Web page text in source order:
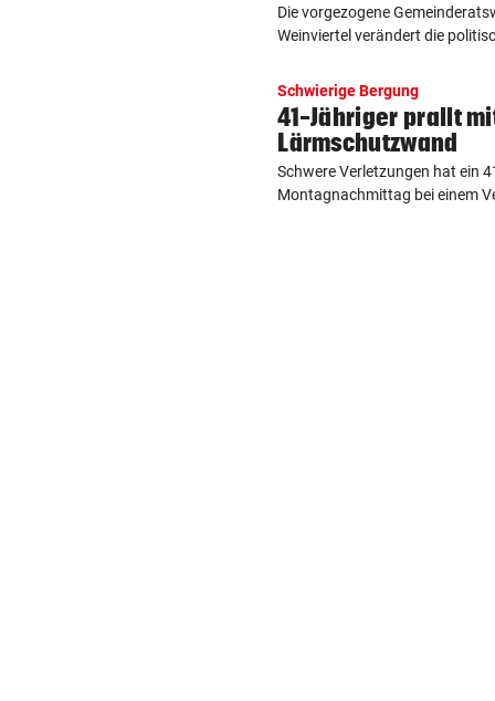
Die vorgezogene
Weinviertel verändert die
Schwierige Bergung
41-Jähriger prallt
Lärmschutzwand
Schwere Verletzungen hat ein
Montagnachmittag bei einem